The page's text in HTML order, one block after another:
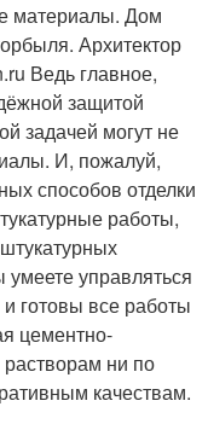
материалы. Дом
Архитектор
Ведь главное,
защитой
задачей могут не
И, пожалуй,
способов отделки
работы,
управляться
готовы все работы
цементно-
растворам ни по
качествам.